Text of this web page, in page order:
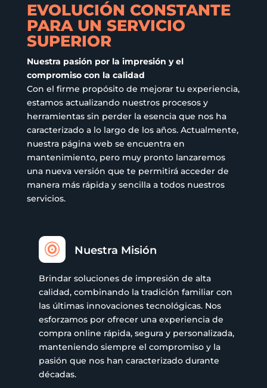
la
página
producto
EVOLUCIÓN CONSTANTE
PARA UN SERVICIO
SUPERIOR
Nuestra pasión por la impresión y el
compromiso con la calidad
Con el firme propósito de mejorar tu experiencia,
estamos actualizando nuestros procesos y
herramientas sin perder la esencia que nos ha
caracterizado a lo largo de los años. Actualmente,
nuestra página web se encuentra en
mantenimiento, pero muy pronto lanzaremos
una nueva versión que te permitirá acceder de
manera más rápida y sencilla a todos nuestros
servicios.
 Nuestra Misión
Brindar soluciones de impresión de alta
calidad, combinando la tradición familiar con
las últimas innovaciones tecnológicas. Nos
esforzamos por ofrecer una experiencia de
compra online rápida, segura y personalizada,
manteniendo siempre el compromiso y la
pasión que nos han caracterizado durante
décadas.